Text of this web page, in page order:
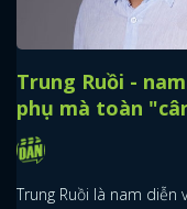
Trung Ruồi -
phụ mà toàn
Trung Ruồi là nam diễn